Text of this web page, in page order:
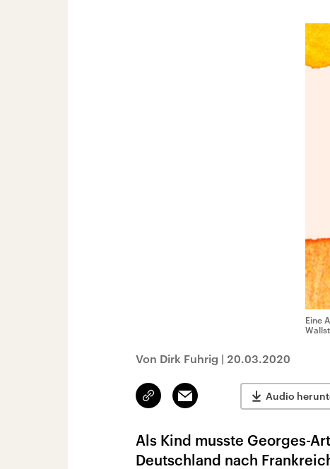
Eine
Von Dirk Fuhrig | 20.03.2020
Link
kopieren/teilen
Email Audio
Als Kind musste Georges-
Deutschland nach